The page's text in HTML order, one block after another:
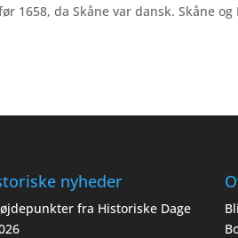
1658, da Skåne var dansk. Skåne
nyheder
fra Historiske Dage